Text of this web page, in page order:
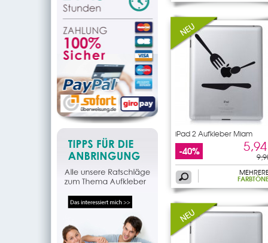
iPad 2 Aufkleber Miam
-40%